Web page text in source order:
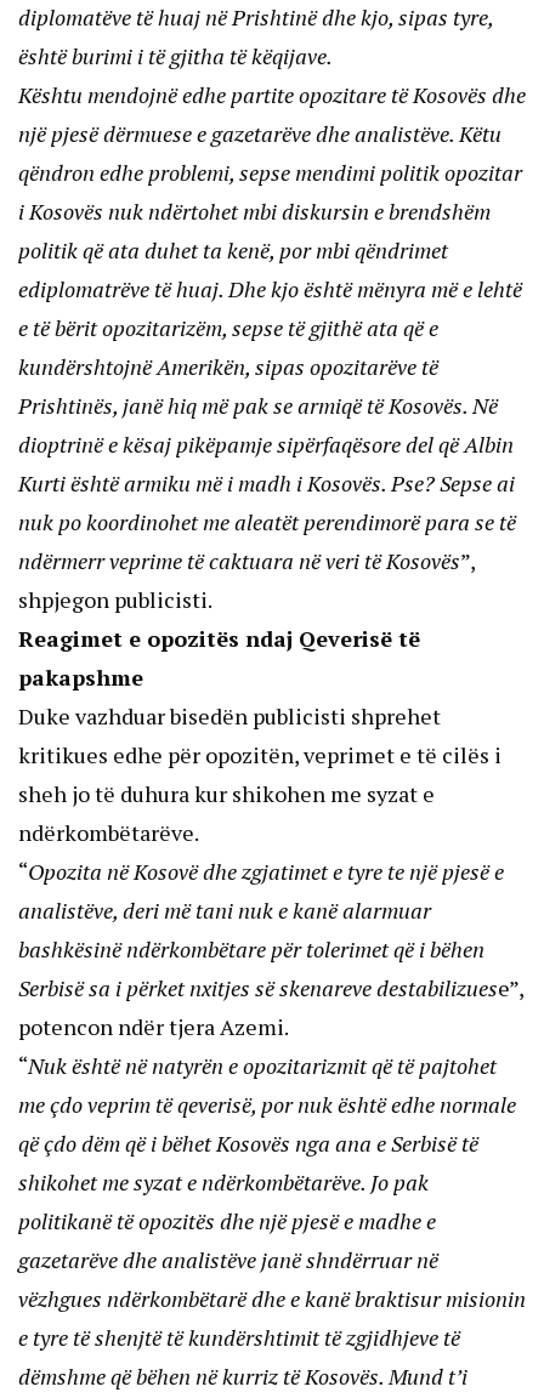
diplomatëve të huaj në Prishtinë dhe kjo, sipas tyre,
është burimi i të gjitha të këqijave.
Kështu mendojnë edhe partite opozitare të Kosovës dhe
një pjesë dërmuese e gazetarëve dhe analistëve. Këtu
qëndron edhe problemi, sepse mendimi politik opozitar
i Kosovës nuk ndërtohet mbi diskursin e brendshëm
politik që ata duhet ta kenë, por mbi qëndrimet
ediplomatrëve të huaj. Dhe kjo është mënyra më e lehtë
e të bërit opozitarizëm, sepse të gjithë ata që e
kundërshtojnë Amerikën, sipas opozitarëve të
Prishtinës, janë hiq më pak se armiqë të Kosovës. Në
dioptrinë e kësaj pikëpamje sipërfaqësore del që Albin
Kurti është armiku më i madh i Kosovës. Pse? Sepse ai
nuk po koordinohet me aleatët perendimorë para se të
ndërmerr veprime të caktuara në veri të Kosovës”,
shpjegon publicisti.
Reagimet e opozitës ndaj Qeverisë të
pakapshme
Duke vazhduar bisedën publicisti shprehet
kritikues edhe për opozitën, veprimet e të cilës i
sheh jo të duhura kur shikohen me syzat e
ndërkombëtarëve.
“Opozita në Kosovë dhe zgjatimet e tyre te një pjesë e
analistëve, deri më tani nuk e kanë alarmuar
bashkësinë ndërkombëtare për tolerimet që i bëhen
Serbisë sa i përket nxitjes së skenareve destabilizuese”,
potencon ndër tjera Azemi.
“Nuk është në natyrën e opozitarizmit që të pajtohet
me çdo veprim të qeverisë, por nuk është edhe normale
që çdo dëm që i bëhet Kosovës nga ana e Serbisë të
shikohet me syzat e ndërkombëtarëve. Jo pak
politikanë të opozitës dhe një pjesë e madhe e
gazetarëve dhe analistëve janë shndërruar në
vëzhgues ndërkombëtarë dhe e kanë braktisur misionin
e tyre të shenjtë të kundërshtimit të zgjidhjeve të
dëmshme që bëhen në kurriz të Kosovës. Mund t’i